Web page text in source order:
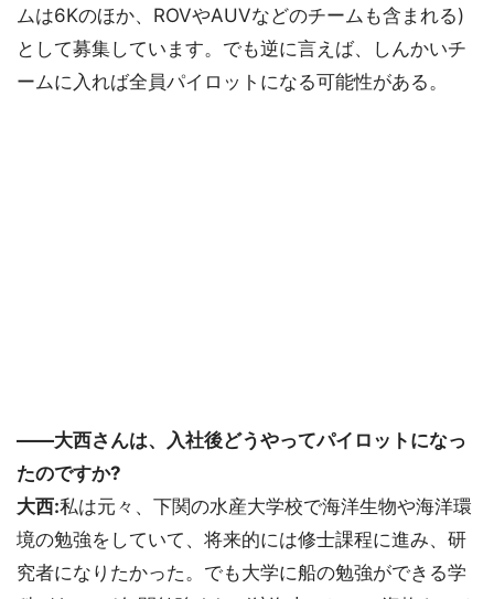
ムは6Kのほか、ROVやAUVなどのチームも含まれる)
として募集しています。でも逆に言えば、しんかいチ
ームに入れば全員パイロットになる可能性がある。
――大西さんは、入社後どうやってパイロットになっ
たのですか?
大西:私は元々、下関の水産大学校で海洋生物や海洋環
境の勉強をしていて、将来的には修士課程に進み、研
究者になりたかった。でも大学に船の勉強ができる学